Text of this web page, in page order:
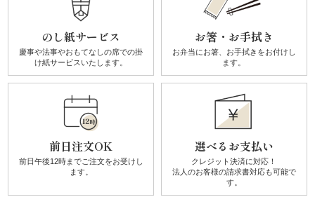
す
け
物・
のし紙サービス
慶事や法事やおもてなしの席での掛
け紙サービスいたします。
お箸・お手拭き
お弁当にお箸、お手拭きをお付けし
ます。
前日注文OK
前日午後12時までご注文をお受けし
ます。
選べるお支払い
クレジット決済に対応！
法人のお客様の請求書対応も可能で
す。